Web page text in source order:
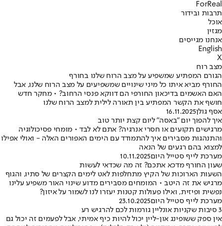
ForReal
תרבות ובידור
אוכל
מגזין
אנחנו מגייסים
English
X
מצב רוח
הגורם המפתיע שמשפיע על מצב הרוח שלנו בחורף
החורף מביא איתו כל מיני שינויים שמשפיעים על מצב הרוח שלנו, אבל
האם האשמים בדיכאון החורפי הם דווקא פנסי הרחוב? • מחקר חדש
חושף את הקשר המפתיע בין תאורה לילית למצב הרוח שלנו
אסף גולן16.11.2025
איך להפוך יום "באסה" ליום קצת יותר טוב
מרגישים תקועים או חסרי אנרגיה? אתם לא לבד • מומחי פסיכולוגיה
והתנהגות מסבירים איך להתמודד עם הימים האפורים האלה - ואולי אפילו
למצוא בהם רגעים של הנאה
מערכת לייף סטייל היום10.11.2025
שעון החורף מדכא אתכם? זה מה שכדאי לעשות
השעות הארוכות של הקיץ מתחלפות לאט לימים הקצרים של סתיו, והגוף
מרגיש את זה היטב • המומחים מסבירים מדוע שינוי האור משפיע עלינו
נפשית ופיזית, ואילו פעולות קטנות יעזרו לנו לשמור על איזון?
מערכת לייף סטייל היום23.10.2025
3 סיבות שקניות אונליין גורמות לכם להרגיש רע
אין ספק ששופינג און-ליין יכול להיות כיף אמיתי, אבל לפעמים זה יכול גם